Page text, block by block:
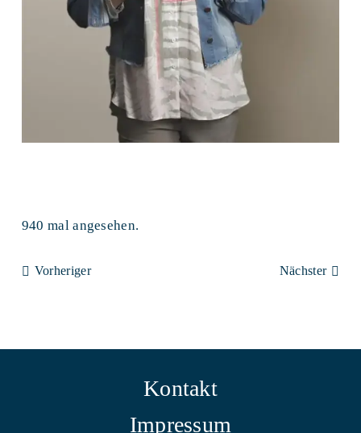
940 mal angesehen.
Vorheriger Nächster
Kontakt
Impressum